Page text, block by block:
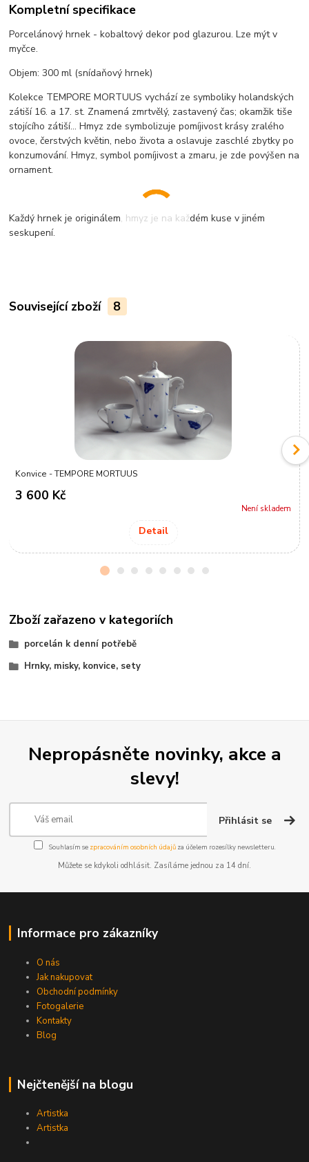
Kompletní specifikace
Porcelánový hrnek - kobaltový dekor pod glazurou. Lze mýt v
myčce.
Objem: 300 ml (snídaňový hrnek)
Kolekce TEMPORE MORTUUS vychází ze symboliky holandských
zátiší 16. a 17. st. Znamená zmrtvělý, zastavený čas; okamžik tiše
stojícího zátiší... Hmyz zde symbolizuje pomíjivost krásy zralého
ovoce, čerstvých květin, nebo života a oslavuje zaschlé zbytky po
konzumování. Hmyz, symbol pomíjivost a zmaru, je zde povýšen na
ornament.
Každý hrnek je originálem, hmyz je na každém kuse v jiném
seskupení.
Související zboží 8
Konvice - TEMPORE MORTUUS
3 600 Kč
Není skladem
Detail
Zboží zařazeno v kategoriích
porcelán k denní potřebě
Hrnky, misky, konvice, sety
Nepropásněte novinky, akce a
slevy!
Přihlásit se
Souhlasím se zpracováním osobních údajůza účelem rozesílky newsletteru.
Můžete se kdykoli odhlásit. Zasíláme jednou za 14 dní.
Informace pro zákazníky
O nás
Jak nakupovat
Obchodní podmínky
Fotogalerie
Kontakty
Blog
Nejčtenější na blogu
Artistka
Artistka